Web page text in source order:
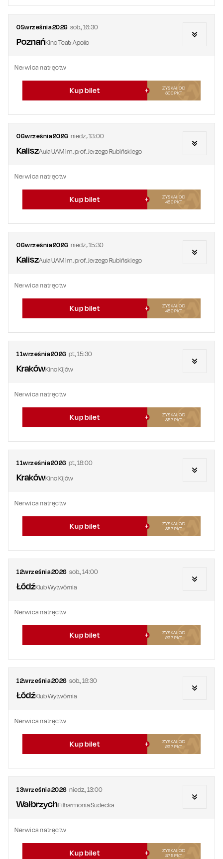
05września2026 sob.,16:30
PoznańKino Teatr Apollo
Nerwica natręctw
Kup bilet
ZYSKAJ OD
300PKT
06września2026 niedz.,13:00
KaliszAula UAM im. prof. Jerzego Rubińskiego
Nerwica natręctw
Kup bilet
ZYSKAJ OD
480PKT
06września2026 niedz.,15:30
KaliszAula UAM im. prof. Jerzego Rubińskiego
Nerwica natręctw
Kup bilet
ZYSKAJ OD
480PKT
11września2026 pt.,15:30
KrakówKino Kijów
Nerwica natręctw
Kup bilet
ZYSKAJ OD
357PKT
11września2026 pt.,18:00
KrakówKino Kijów
Nerwica natręctw
Kup bilet
ZYSKAJ OD
357PKT
12września2026 sob.,14:00
ŁódźKlub Wytwórnia
Nerwica natręctw
Kup bilet
ZYSKAJ OD
267PKT
12września2026 sob.,16:30
ŁódźKlub Wytwórnia
Nerwica natręctw
Kup bilet
ZYSKAJ OD
267PKT
13września2026 niedz.,13:00
WałbrzychFilharmonia Sudecka
Nerwica natręctw
Kup bilet
ZYSKAJ OD
375PKT